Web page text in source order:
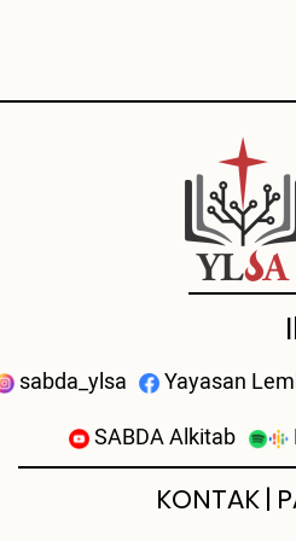
sabda_ylsa Yayasan
SABDA Alkitab
KONTAK|